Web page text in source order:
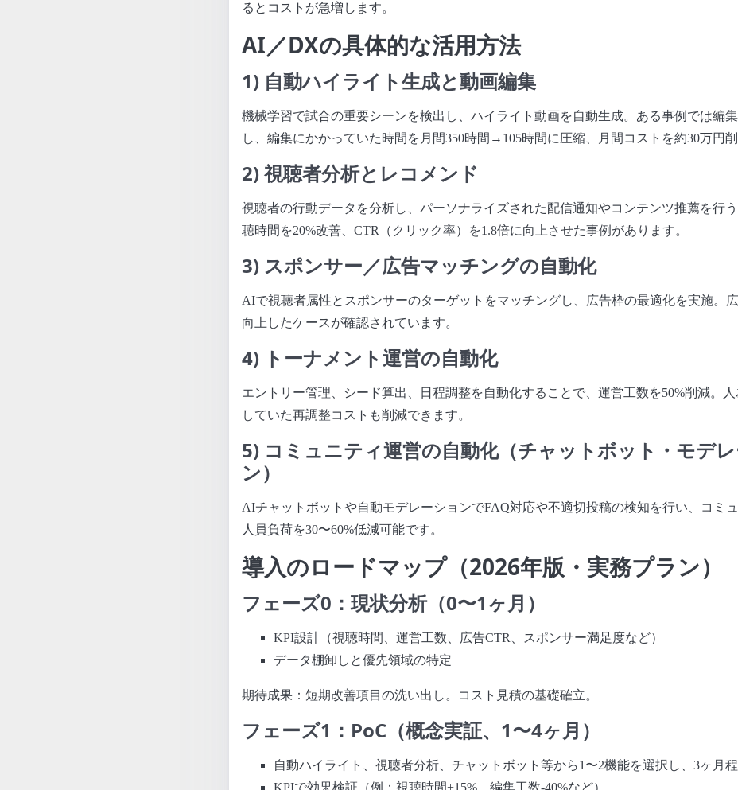
るとコストが急増します。
AI／DXの具体的な活用方法
1) 自動ハイライト生成と動画編集
機械学習で試合の重要シーンを検出し、ハイライト動画を自動生成。ある事例では編
し、編集にかかっていた時間を月間350時間→105時間に圧縮、月間コストを約30万円削
2) 視聴者分析とレコメンド
視聴者の行動データを分析し、パーソナライズされた配信通知やコンテンツ推薦を行
聴時間を20%改善、CTR（クリック率）を1.8倍に向上させた事例があります。
3) スポンサー／広告マッチングの自動化
AIで視聴者属性とスポンサーのターゲットをマッチングし、広告枠の最適化を実施。
向上したケースが確認されています。
4) トーナメント運営の自動化
エントリー管理、シード算出、日程調整を自動化することで、運営工数を50%削減。
していた再調整コストも削減できます。
5) コミュニティ運営の自動化（チャットボット・モデ
ン）
AIチャットボットや自動モデレーションでFAQ対応や不適切投稿の検知を行い、コミ
人員負荷を30〜60%低減可能です。
導入のロードマップ（2026年版・実務プラン）
フェーズ0：現状分析（0〜1ヶ月）
KPI設計（視聴時間、運営工数、広告CTR、スポンサー満足度など）
データ棚卸しと優先領域の特定
期待成果：短期改善項目の洗い出し。コスト見積の基礎確立。
フェーズ1：PoC（概念実証、1〜4ヶ月）
自動ハイライト、視聴者分析、チャットボット等から1〜2機能を選択し、3ヶ月
KPIで効果検証（例：視聴時間+15%、編集工数-40%など）